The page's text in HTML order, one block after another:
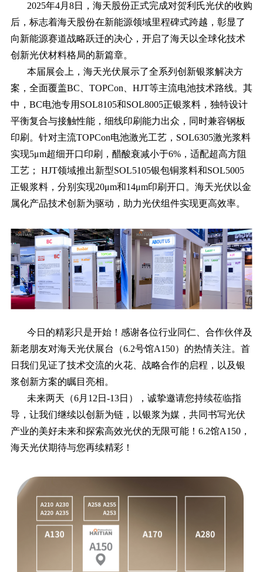
2025年4月8日，海天股份正式完成对贺利氏光伏的收购
后，标志着海天股份在新能源领域里程碑式跨越，彰显了
向新能源赛道战略跃迁的决心，开启了海天以全球化技术
创新光伏材料格局的新篇章。
本届展会上，海天光伏展示了全系列创新银浆解决方
案，全面覆盖BC、TOPCon、HJT等主流电池技术路线。其
中，BC电池专用SOL8105和SOL8005正银浆料，独特设计
平衡复合与接触性能，细线印刷能力出众，同时兼容钢板
印刷。针对主流TOPCon电池激光工艺，SOL6305激光浆料
实现5μm超细开口印刷，醋酸衰减小于6%，适配超高方阻
工艺； HJT领域推出新型SOL5105银包铜浆料和SOL5005
正银浆料，分别实现20μm和14μm印刷开口。海天光伏以金
属化产品技术创新为驱动，助力光伏组件实现更高效率。
今日的精彩只是开始！感谢各位行业同仁、合作伙伴及
新老朋友对海天光伏展台（6.2号馆A150）的热情关注。首
日我们见证了技术交流的火花、战略合作的启程，以及银
浆创新方案的瞩目亮相。
未来两天（6月12日-13日），诚挚邀请您持续莅临指
导，让我们继续以创新为链，以银浆为媒，共同书写光伏
产业的美好未来和探索高效光伏的无限可能！6.2馆A150，
海天光伏期待与您再续精彩！